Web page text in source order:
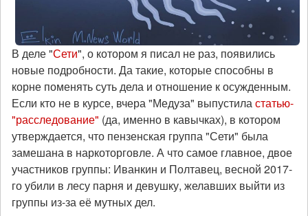
В деле "Сети", о котором я писал не раз, появились
новые подробности. Да такие, которые способны в
корне поменять суть дела и отношение к осужденным.
Если кто не в курсе, вчера "Медуза" выпустиластатью-
"расследование" (да, именно в кавычках), в котором
утверждается, что пензенская группа "Сети" была
замешана в наркоторговле. А что самое главное, двое
участников группы: Иванкин и Полтавец, весной 2017-
го убили в лесу парня и девушку, желавших выйти из
группы из-за её мутных дел.